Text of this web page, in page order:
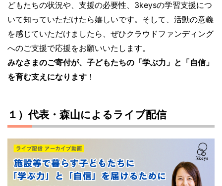
どもたちの状況や、支援の必要性、3keysの学習支援につ
いて知っていただけたら嬉しいです。そして、活動の意義
を感じていただけましたら、ぜひクラウドファンディング
へのご支援で応援をお願いいたします。
みなさまのご寄付が、子どもたちの「学ぶ力」と「自信」
を育む支えになります ！
１）代表・森山によるライブ配信